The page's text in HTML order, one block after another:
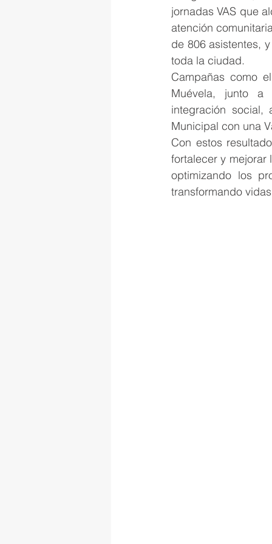
jornadas VAS que
atención
de 806 asistentes,
toda la ciudad.
Campañas como
Muévela, junto a
integración social,
Municipal con una
Con estos
fortalecer y mejorar
optimizando los
transformando